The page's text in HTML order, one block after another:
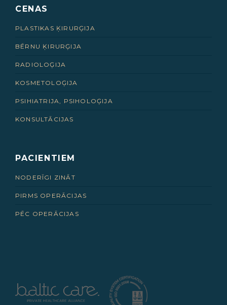
CENAS
PLASTIKAS ĶIRURĢIJA
BĒRNU ĶIRURĢIJA
RADIOLOĢIJA
KOSMETOLOĢIJA
PSIHIATRIJA, PSIHOLOĢIJA
KONSULTĀCIJAS
PACIENTIEM
NODERĪGI ZINĀT
PIRMS OPERĀCIJAS
PĒC OPERĀCIJAS